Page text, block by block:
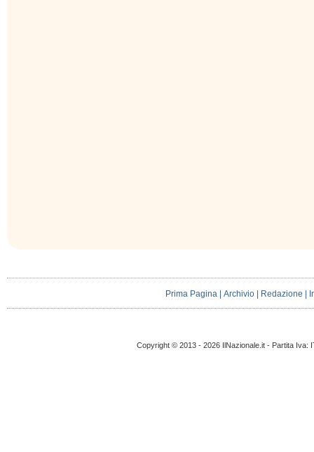
Prima Pagina |Archivio Redazione
Copyright © 2013 - 2026 IlNazionale.it - Partita Iva: